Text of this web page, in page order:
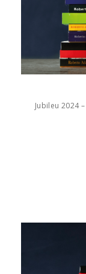
Jubileu 2024